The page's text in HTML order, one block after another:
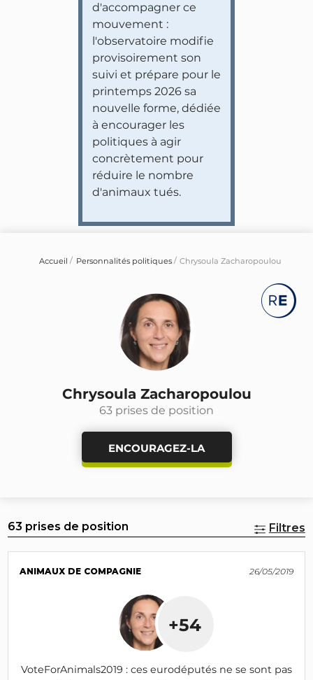
d'accompagner ce
mouvement :
l'observatoire modifie
provisoirement son
suivi et prépare pour le
printemps 2026 sa
nouvelle forme, dédiée
à encourager les
politiques à agir
concrètement pour
réduire le nombre
d'animaux tués.
Accueil Personnalités politiques Chrysoula Zacharopoulou
Chrysoula Zacharopoulou
63 prises de position
ENCOURAGEZ-LA
63 prises de position Filtres
ANIMAUX DE COMPAGNIE 26/05/2019
+54
VoteForAnimals2019 : ces eurodéputés ne se sont pas